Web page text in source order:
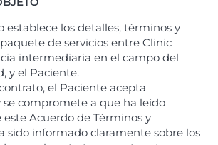
establece los detalles, términos y
de servicios entre Clinic
intermediaria en el campo del
y el Paciente.
el Paciente acepta
compromete a que ha leído
Acuerdo de Términos y
sido informado claramente sobre los